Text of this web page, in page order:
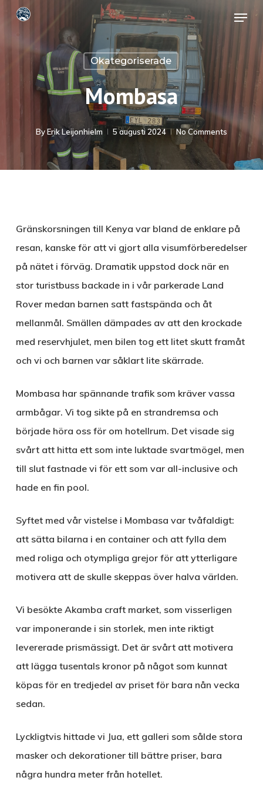
Skip
main
Menu
Okategoriserade
Mombasa
ByErik Leijonhielm 5 augusti 2024 No Comments
Gränskorsningen till Kenya var bland de enklare på
resan, kanske för att vi gjort alla visumförberedelser
på nätet i förväg. Dramatik uppstod dock när en
stor turistbuss backade in i vår parkerade Land
Rover medan barnen satt fastspända och åt
mellanmål. Smällen dämpades av att den krockade
med reservhjulet, men bilen tog ett litet skutt framåt
och vi och barnen var såklart lite skärrade.
Mombasa har spännande trafik som kräver vassa
armbågar. Vi tog sikte på en strandremsa och
började höra oss för om hotellrum. Det visade sig
svårt att hitta ett som inte luktade svartmögel, men
till slut fastnade vi för ett som var all-inclusive och
hade en fin pool.
Syftet med vår vistelse i Mombasa var tvåfaldigt:
att sätta bilarna i en container och att fylla dem
med roliga och otympliga grejor för att ytterligare
motivera att de skulle skeppas över halva världen.
Vi besökte Akamba craft market, som visserligen
var imponerande i sin storlek, men inte riktigt
levererade prismässigt. Det är svårt att motivera
att lägga tusentals kronor på något som kunnat
köpas för en tredjedel av priset för bara nån vecka
sedan.
Lyckligtvis hittade vi Jua, ett galleri som sålde stora
masker och dekorationer till bättre priser, bara
några hundra meter från hotellet.
Menu